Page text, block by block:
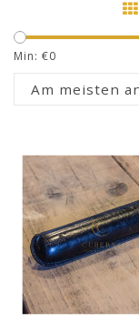
Min: €0
Am meisten